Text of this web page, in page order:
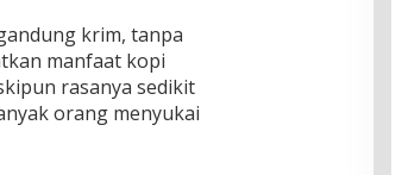
krim, tanpa
manfaat kopi
rasanya sedikit
orang menyukai